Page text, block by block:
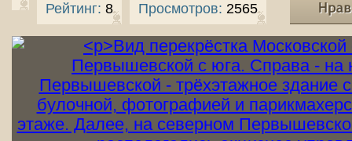
Рейтинг: 8 Просмотров: 2565